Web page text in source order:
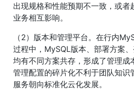
出现规格和性能预期不一致，或者
业务相互影响。
（2）版本和管理平台。在行内
过程中，MySQL版本、部署方案
均有不同方案共存，形成了管理成
管理配置的碎片化不利于团队知识
服务朝向标准化云化发展。